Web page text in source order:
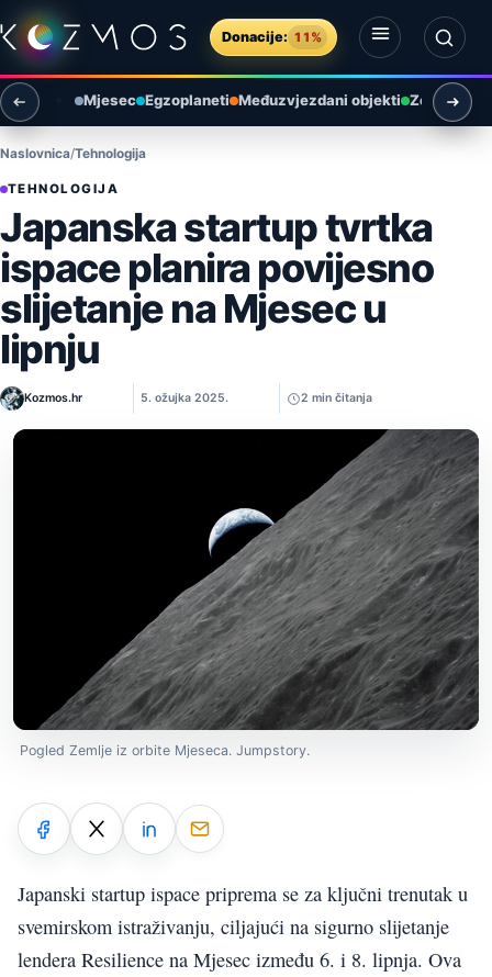
Preskoči na sadržaj
Donacije: 11%
Otvori izbornik
Otvori pretragu
Mjesec Egzoplaneti Međuzvjezdani objekti Zemlja i
Naslovnica Tehnologija
TEHNOLOGIJA
Japanska startup tvrtka
ispace planira povijesno
slijetanje na Mjesec u
lipnju
Kozmos.hr 5. ožujka 2025. 2 min čitanja
Pogled Zemlje iz orbite Mjeseca. Jumpstory.
Japanski startup ispace priprema se za ključni trenutak u
svemirskom istraživanju, ciljajući na sigurno slijetanje
lendera Resilience na Mjesec između 6. i 8. lipnja. Ova